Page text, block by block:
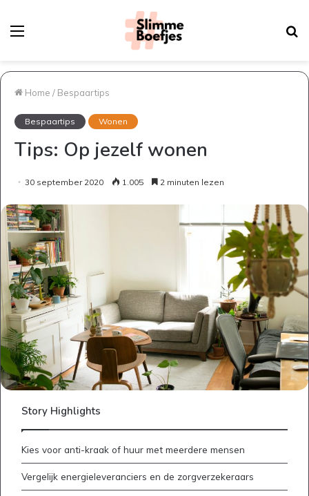
Menu
Home / Bespaartips
Bespaartips Wonen
Tips: Op jezelf wonen
30 september 2020 1.005 2 minuten lezen
Story Highlights
Kies voor anti-kraak of huur met meerdere mensen
Vergelijk energieleveranciers en de zorgverzekeraars